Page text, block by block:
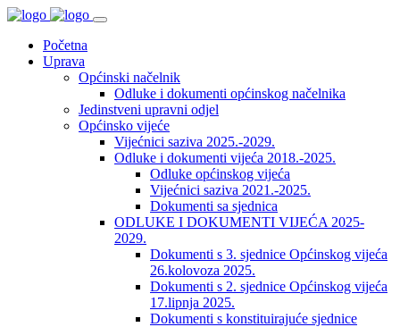
Početna
Uprava
Općinski načelnik
Odluke i dokumenti općinskog načelnika
Jedinstveni upravni odjel
Općinsko vijeće
Vijećnici saziva 2025.-2029.
Odluke i dokumenti vijeća 2018.-2025.
Odluke općinskog vijeća
Vijećnici saziva 2021.-2025.
Dokumenti sa sjednica
ODLUKE I DOKUMENTI VIJEĆA 2025-
2029.
Dokumenti s 3. sjednice Općinskog vijeća
26.kolovoza 2025.
Dokumenti s 2. sjednice Općinskog vijeća
17.lipnja 2025.
Dokumenti s konstituirajuće sjednice